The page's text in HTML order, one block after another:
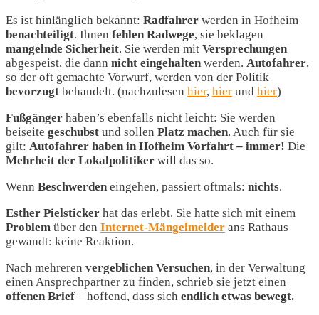
Es ist hinlänglich bekannt: Radfahrer werden in Hofheim
benachteiligt. Ihnen fehlen Radwege, sie beklagen
mangelnde Sicherheit. Sie werden mit Versprechungen
abgespeist, die dann nicht eingehalten werden. Autofahrer,
so der oft gemachte Vorwurf, werden von der Politik
bevorzugt behandelt. (nachzulesen hier, hier und hier)
Fußgänger haben’s ebenfalls nicht leicht: Sie werden
beiseite geschubst und sollen Platz machen. Auch für sie
gilt: Autofahrer haben in Hofheim Vorfahrt – immer! Die
Mehrheit der Lokalpolitiker will das so.
Wenn Beschwerden eingehen, passiert oftmals: nichts.
Esther Pielsticker hat das erlebt. Sie hatte sich mit einem
Problem über den Internet-Mängelmelder ans Rathaus
gewandt: keine Reaktion.
Nach mehreren vergeblichen Versuchen, in der Verwaltung
einen Ansprechpartner zu finden, schrieb sie jetzt einen
offenen Brief – hoffend, dass sich endlich etwas bewegt.